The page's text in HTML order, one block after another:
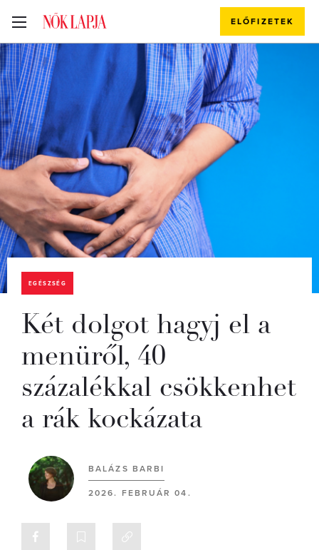
ELŐFIZETEK
EGÉSZSÉG
Két dolgot hagyj el a
menüről, 40
százalékkal csökkenhet
a rák kockázata
BALÁZS BARBI
2026. FEBRUÁR 04.